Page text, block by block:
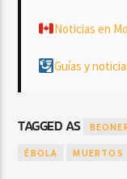
Noticias en
Guías y
TAGGED AS
ÉBOLA MUERTOS